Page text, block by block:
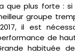
que plus forte :
groupe
il est
de
habituée